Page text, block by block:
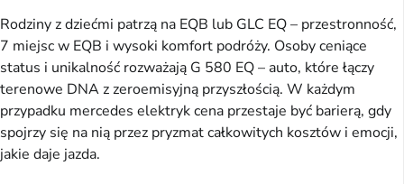
Rodziny z dziećmi patrzą na EQB lub GLC EQ – przestronność,
7 miejsc w EQB i wysoki komfort podróży. Osoby ceniące
status i unikalność rozważają G 580 EQ – auto, które łączy
terenowe DNA z zeroemisyjną przyszłością. W każdym
przypadku mercedes elektryk cena przestaje być barierą, gdy
spojrzy się na nią przez pryzmat całkowitych kosztów i emocji,
jakie daje jazda.